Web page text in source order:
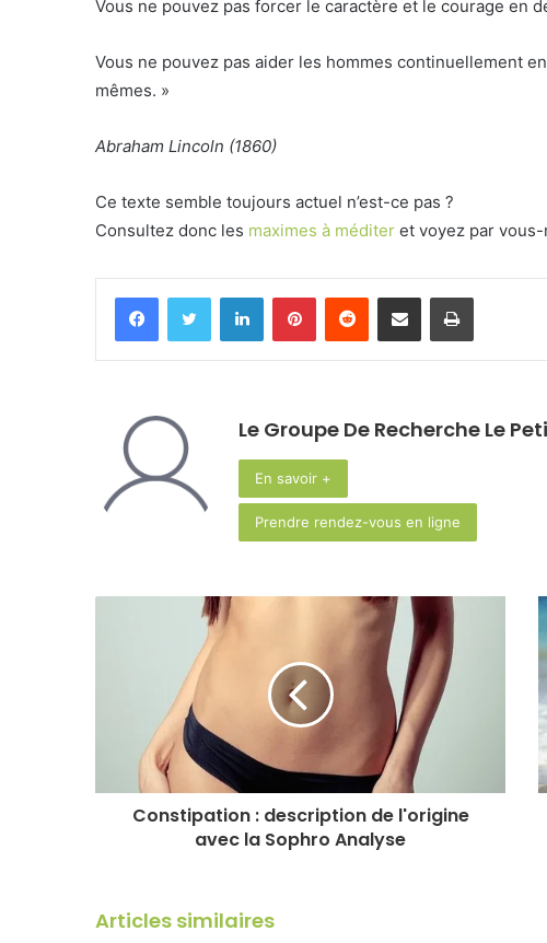
Vous ne pouvez pas forcer le caractère et le courage en
Vous ne pouvez pas aider les hommes continuellement
mêmes. »
Abraham Lincoln (1860)
Ce texte semble toujours actuel n’est-ce pas ?
Consultez donc les maximes à méditer et voyez par
FacebookTwitter LinkedinPinterestReddit Partager par email Imprimer
Le Groupe De Recherche Le
En savoir +
Prendre rendez-vous en ligne
Constipation : description de l'origine
avec la Sophro Analyse
Articles similaires